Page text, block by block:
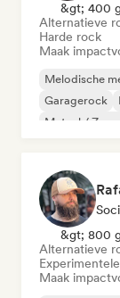
&gt; 400
Alternatieve
Harde rock
Maak
Melodische
Garagerock
Metaal /
&gt; 800
Alternatieve
Maak